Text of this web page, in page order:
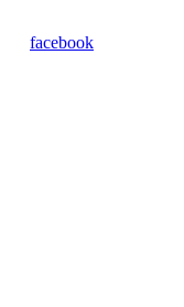
facebook